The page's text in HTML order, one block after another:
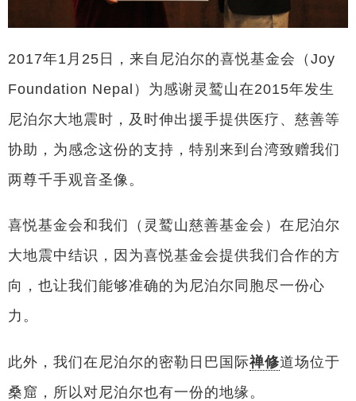
2017年1月25日，来自尼泊尔的喜悦基金会（Joy
Foundation Nepal）为感谢灵鹫山在2015年发生
尼泊尔大地震时，及时伸出援手提供医疗、慈善等
协助，为感念这份的支持，特别来到台湾致赠我们
两尊千手观音圣像。
喜悦基金会和我们（灵鹫山慈善基金会）在尼泊尔
大地震中结识，因为喜悦基金会提供我们合作的方
向，也让我们能够准确的为尼泊尔同胞尽一份心
力。
此外，我们在尼泊尔的密勒日巴国际禅修道场位于
桑窟，所以对尼泊尔也有一份的地缘。